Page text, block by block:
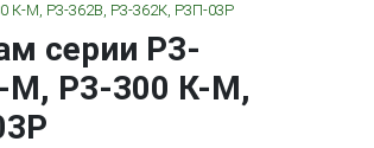
К-М, Р3-362В, Р3-362К, Р3П-03Р
серии Р3-
М, Р3-300 К-М,